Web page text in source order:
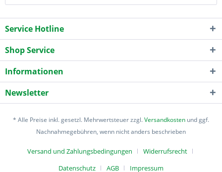
Service Hotline
Shop Service
Informationen
Newsletter
* Alle Preise inkl. gesetzl. Mehrwertsteuer zzgl.Versandkosten und ggf.
Nachnahmegebühren, wenn nicht anders beschrieben
Versand und Zahlungsbedingungen
Widerrufsrecht
Datenschutz
AGB Impressum